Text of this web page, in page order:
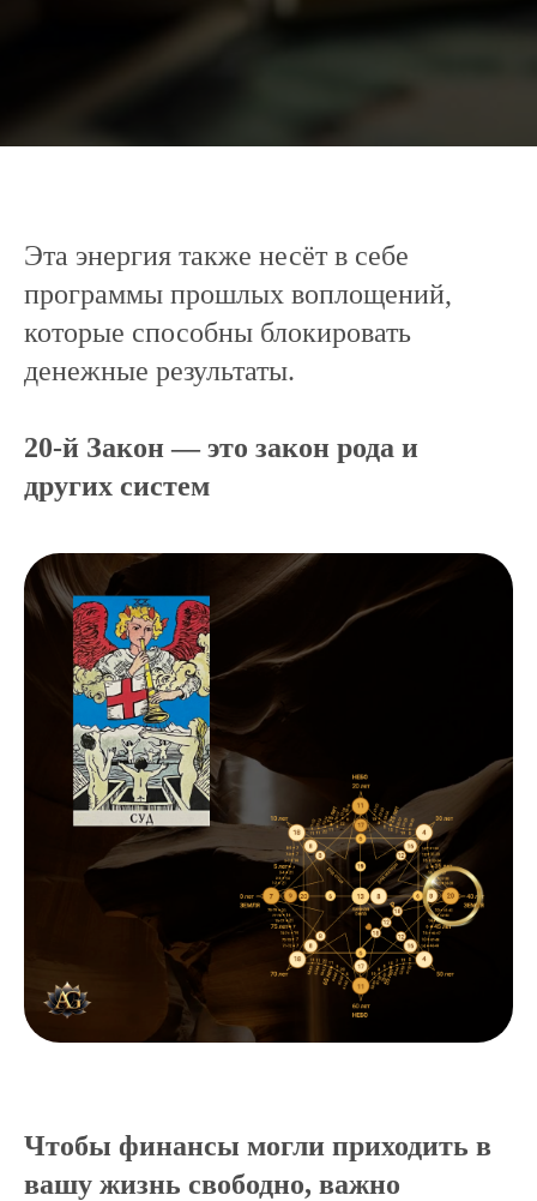
Эта энергия также несёт в себе
программы прошлых воплощений,
которые способны блокировать
денежные результаты.
20-й Закон — это закон рода и
других систем
Чтобы финансы могли приходить в
вашу жизнь свободно, важно